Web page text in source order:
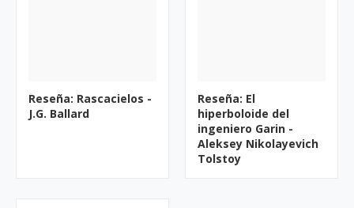
Reseña: Rascacielos -
J.G. Ballard
Reseña: El
hiperboloide del
ingeniero Garin -
Aleksey Nikolayevich
Tolstoy